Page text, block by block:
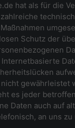
hat als für die
Schutz der
gewährleistet
es jeder
Daten auch auf
an uns